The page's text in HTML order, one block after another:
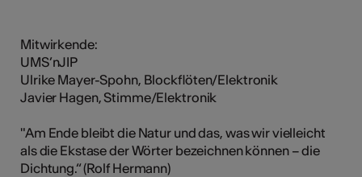
Mitwirkende:
UMS’nJIP
Ulrike Mayer-Spohn, Blockflöten/Elektronik
Javier Hagen, Stimme/Elektronik
"Am Ende bleibt die Natur und das, was wir vielleicht
als die Ekstase der Wörter bezeichnen können – die
Dichtung.“ (Rolf Hermann)